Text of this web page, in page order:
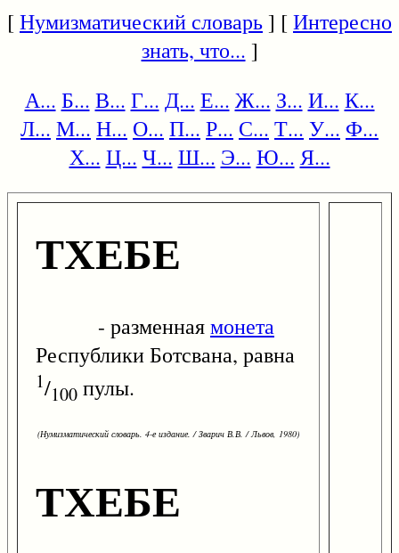
[Нумизматический словарь] [Интересно
знать, что... ]
А... Б... В... Г... Д... Е... Ж... З... И... К...
Л... М... Н... О... П... Р... С... Т... У... Ф...
Х... Ц... Ч... Ш... Э... Ю... Я...
ТХЕБЕ
- разменнаямонета
Республики Ботсвана, равна
1/100 пулы.
(Нумизматический словарь. 4-е издание. / Зварич В.В. / Львов, 1980)
ТХЕБЕ